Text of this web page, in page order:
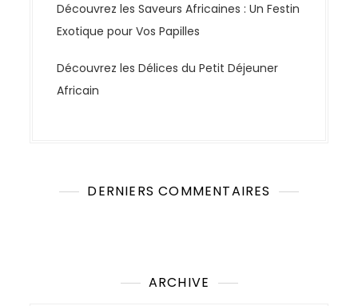
Découvrez les Saveurs Africaines : Un Festin
Exotique pour Vos Papilles
Découvrez les Délices du Petit Déjeuner
Africain
DERNIERS COMMENTAIRES
ARCHIVE